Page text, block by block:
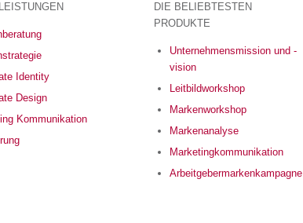
Identity
Design
Kommunikation
DIE BELIEBTESTEN
PRODUKTE
Unternehmensmission und -
vision
Leitbildworkshop
Markenworkshop
Markenanalyse
Marketingkommunikation
Arbeitgebermarkenkampagne